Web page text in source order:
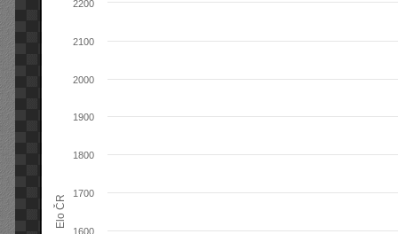
Elo ČR
1600
1700
1800
1900
2000
2100
2200